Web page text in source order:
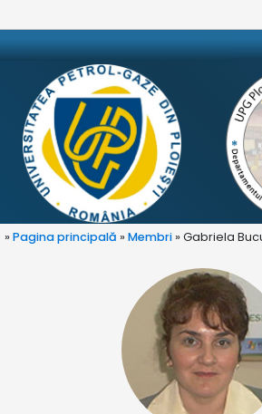
» Pagina principală » Membri » Gabriela